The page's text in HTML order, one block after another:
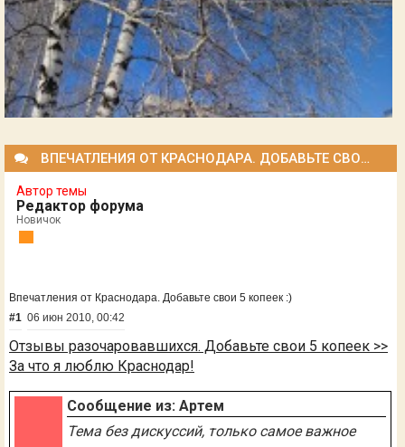
ВПЕЧАТЛЕНИЯ ОТ КРАСНОДАРА. ДОБАВЬТЕ СВОИ 5 КОПЕЕК :)
Автор темы
Редактор форума
Новичок
Впечатления от Краснодара. Добавьте свои 5 копеек :)
#1 06 июн 2010, 00:42
Отзывы разочаровавшихся. Добавьте свои 5 копеек >>
За что я люблю Краснодар!
Сообщение из: Артем
Тема без дискуссий, только самое важное